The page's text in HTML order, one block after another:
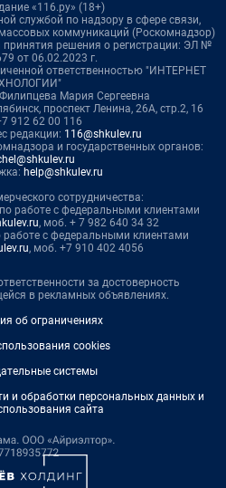
«116.ру» (18+)
службой по надзору в сфере связи,
коммуникаций (Роскомнадзор)
принятия решения о регистрации: ЭЛ №
от 06.02.2023 г.
ответственностью "ИНТЕРНЕТ
Мария Сергеевна
проспект Ленина, 26А, стр.2, 16
912 62 00 116
редакции: 116@shkulev.ru
и государственных органов:
help@shkulev.ru
сотрудничества:
работе с федеральными клиентами
, моб. + 7 982 640 34 32
работе с федеральными клиентами
, моб. +7 910 402 4056
за достоверность
в рекламных объявлениях.
об ограничениях
cookies
системы
и обработки персональных данных и
сайта